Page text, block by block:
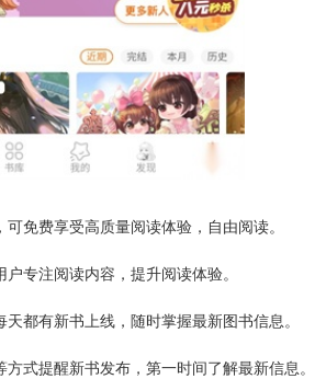
免费享受高质量阅读体验，自由阅读。
专注阅读内容，提升阅读体验。
都有新书上线，随时掌握最新图书信息。
式提醒新书发布，第一时间了解最新信息。